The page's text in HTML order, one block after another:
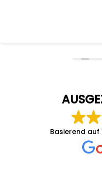
Basierend auf